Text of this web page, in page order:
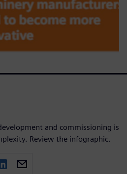
and commissioning is
Review the infographic.